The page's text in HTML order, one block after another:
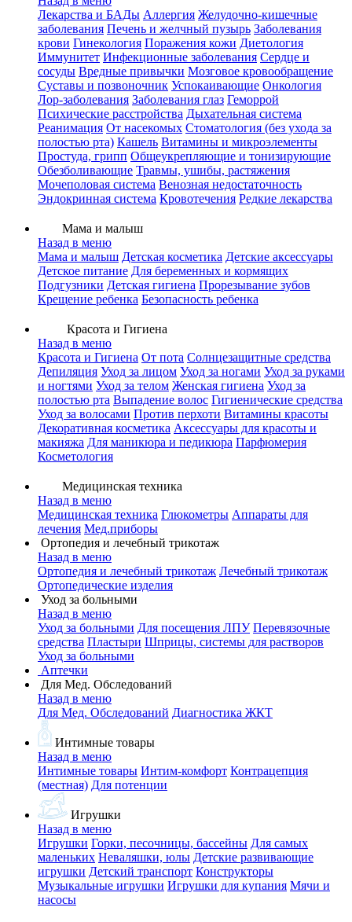
Лекарства и БАДы Аллергия Желудочно-кишечные
заболевания Печень и желчный пузырь Заболевания
крови Гинекология Поражения кожи Диетология
Иммунитет Инфекционные заболевания Сердце и
сосуды Вредные привычки Мозговое кровообращение
Суставы и позвоночник Успокаивающие Онкология
Лор-заболевания Заболевания глаз Геморрой
Психические расстройства Дыхательная система
Реанимация От насекомых Стоматология (без ухода за
полостью рта) Кашель Витамины и микроэлементы
Простуда, грипп Общеукрепляющие и тонизирующие
Обезболивающие Травмы, ушибы, растяжения
Мочеполовая система Венозная недостаточность
Эндокринная система Кровотечения Редкие лекарства
Мама и малыш
Назад в меню
Мама и малыш Детская косметика Детские аксессуары
Детское питание Для беременных и кормящих
Подгузники Детская гигиена Прорезывание зубов
Крещение ребенка Безопасность ребенка
Красота и Гигиена
Назад в меню
Красота и Гигиена От пота Солнцезащитные средства
Депиляция Уход за лицом Уход за ногами Уход за руками
и ногтями Уход за телом Женская гигиена Уход за
полостью рта Выпадение волос Гигиенические средства
Уход за волосами Против перхоти Витамины красоты
Декоративная косметика Аксессуары для красоты и
макияжа Для маникюра и педикюра Парфюмерия
Косметология
Медицинская техника
Назад в меню
Медицинская техника Глюкометры Аппараты для
лечения Мед.приборы
Ортопедия и лечебный трикотаж
Назад в меню
Ортопедия и лечебный трикотаж Лечебный трикотаж
Ортопедические изделия
Уход за больными
Назад в меню
Уход за больными Для посещения ЛПУ Перевязочные
средства Пластыри Шприцы, системы для растворов
Уход за больными
Аптечки
Для Мед. Обследований
Назад в меню
Для Мед. Обследований Диагностика ЖКТ
Интимные товары
Назад в меню
Интимные товары Интим-комфорт Контрацепция
(местная) Для потенции
Игрушки
Назад в меню
Игрушки Горки, песочницы, бассейны Для самых
маленьких Неваляшки, юлы Детские развивающие
игрушки Детский транспорт Конструкторы
Музыкальные игрушки Игрушки для купания Мячи и
насосы